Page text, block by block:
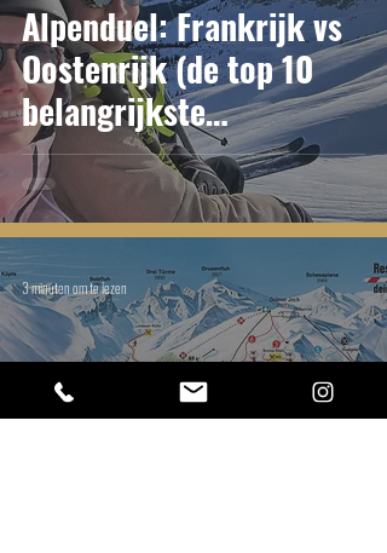
Alpenduel: Frankrijk vs
Oostenrijk (de top 10
belangrijkste
kenmerken)
3 minuten om te lezen